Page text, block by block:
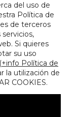
del uso de
Política de
de terceros
Si quieres
su uso
+info Política de
la utilización de
COOKIES.